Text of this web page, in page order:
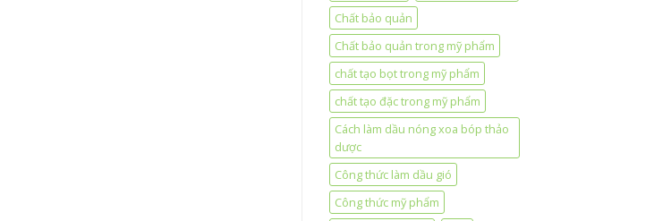
Chất bảo quản
Chất bảo quản trong mỹ phẩm
chất tạo bọt trong mỹ phẩm
chất tạo đặc trong mỹ phẩm
Cách làm dầu nóng xoa bóp thảo
dược
Công thức làm dầu gió
Công thức mỹ phẩm